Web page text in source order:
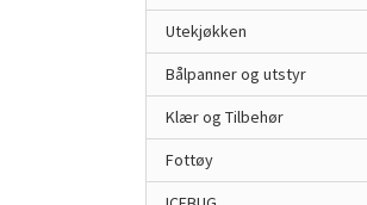
Utekjøkken
Bålpanner og utstyr
Klær og Tilbehør
Fottøy